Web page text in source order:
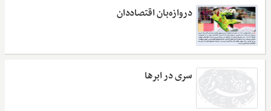
دروازه‌بان اقتصاددان
سری در ابرها